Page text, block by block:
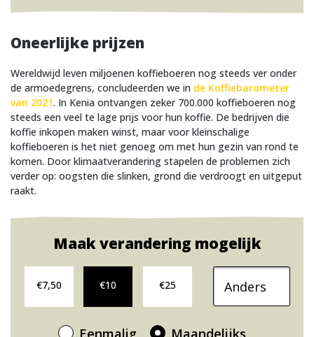
Oneerlijke prijzen
Wereldwijd leven miljoenen koffieboeren nog steeds ver onder
de armoedegrens, concludeerden we in de Koffiebarometer
van 2021. In Kenia ontvangen zeker 700.000 koffieboeren nog
steeds een veel te lage prijs voor hun koffie. De bedrijven die
koffie inkopen maken winst, maar voor kleinschalige
koffieboeren is het niet genoeg om met hun gezin van rond te
komen. Door klimaatverandering stapelen de problemen zich
verder op: oogsten die slinken, grond die verdroogt en uitgeput
raakt.
Maak verandering mogelijk
Eenmalig Maandelijks
€7,50 €10 €25